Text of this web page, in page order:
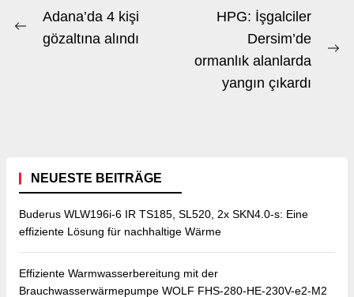
Beitrags-
Navigation
Previous
Adana’da 4 kişi
gözaltına alındı
HPG: İşgalciler
Dersim’de
ormanlık alanlarda
yangın çıkardı
NEUESTE BEITRÄGE
Buderus WLW196i-6 IR TS185, SL520, 2x SKN4.0-s: Eine
effiziente Lösung für nachhaltige Wärme
Effiziente Warmwasserbereitung mit der
Brauchwasserwärmepumpe WOLF FHS-280-HE-230V-e2-M2